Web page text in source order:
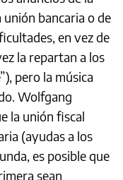
bancaria o de
en vez de
la repartan a los
pero la música
Wolfgang
la unión fiscal
(ayudas a los
es posible que
sean